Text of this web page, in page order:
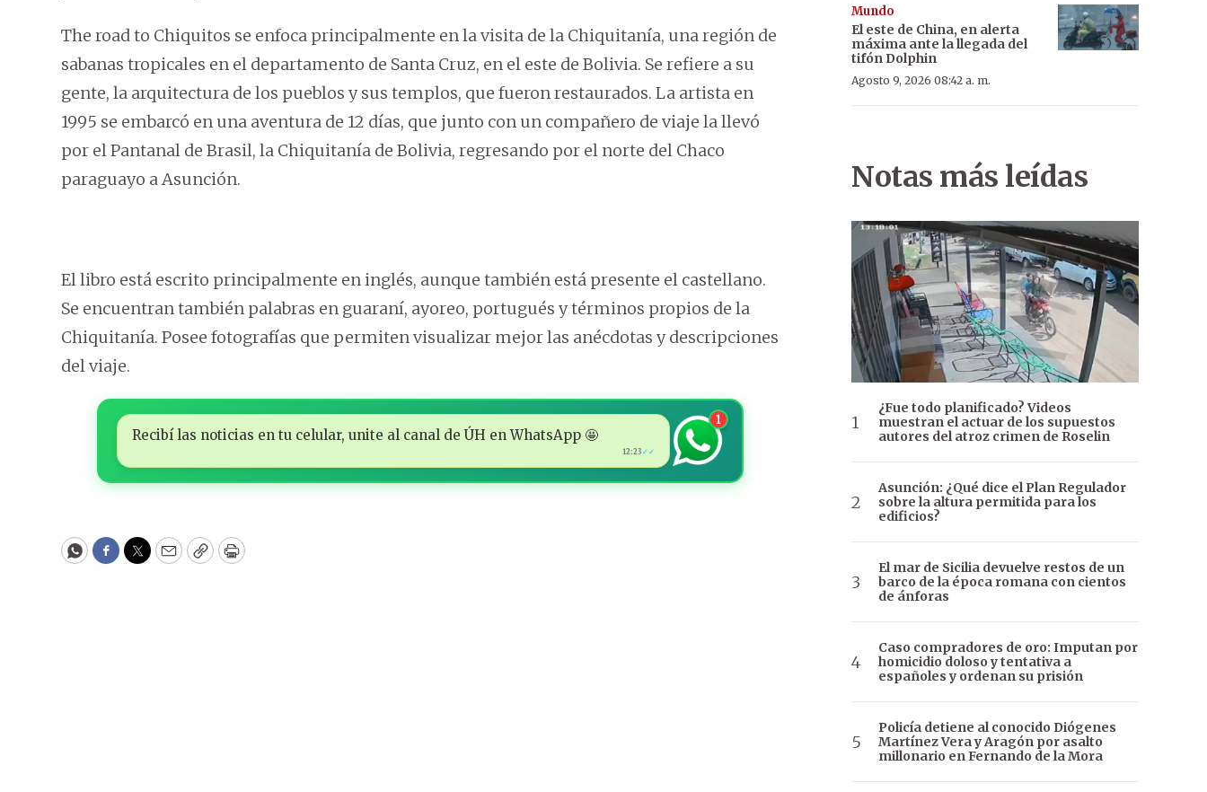
The road to Chiquitos se enfoca principalmente en la visita de la Chiquitanía, una región de
sabanas tropicales en el departamento de Santa Cruz, en el este de Bolivia. Se refiere a su
gente, la arquitectura de los pueblos y sus templos, que fueron restaurados. La artista en
1995 se embarcó en una aventura de 12 días, que junto con un compañero de viaje la llevó
por el Pantanal de Brasil, la Chiquitanía de Bolivia, regresando por el norte del Chaco
paraguayo a Asunción.
El libro está escrito principalmente en inglés, aunque también está presente el castellano.
Se encuentran también palabras en guaraní, ayoreo, portugués y términos propios de la
Chiquitanía. Posee fotografías que permiten visualizar mejor las anécdotas y descripciones
del viaje.
Recibí las noticias en tu celular, unite al canal de ÚH en WhatsApp 🤩
12:23 ✓✓
1
WhatsApp
Facebook
Twitter
EmailCopyPrint
Mundo
El este de China, en alerta
máxima ante la llegada del
tifón Dolphin
Agosto 9, 2026 08:42 a. m.
Notas más leídas
¿Fue todo planificado? Videos
muestran el actuar de los supuestos
autores del atroz crimen de Roselin
Asunción: ¿Qué dice el Plan Regulador
sobre la altura permitida para los
edificios?
El mar de Sicilia devuelve restos de un
barco de la época romana con cientos
de ánforas
Caso compradores de oro: Imputan por
homicidio doloso y tentativa a
españoles y ordenan su prisión
Policía detiene al conocido Diógenes
Martínez Vera y Aragón por asalto
millonario en Fernando de la Mora